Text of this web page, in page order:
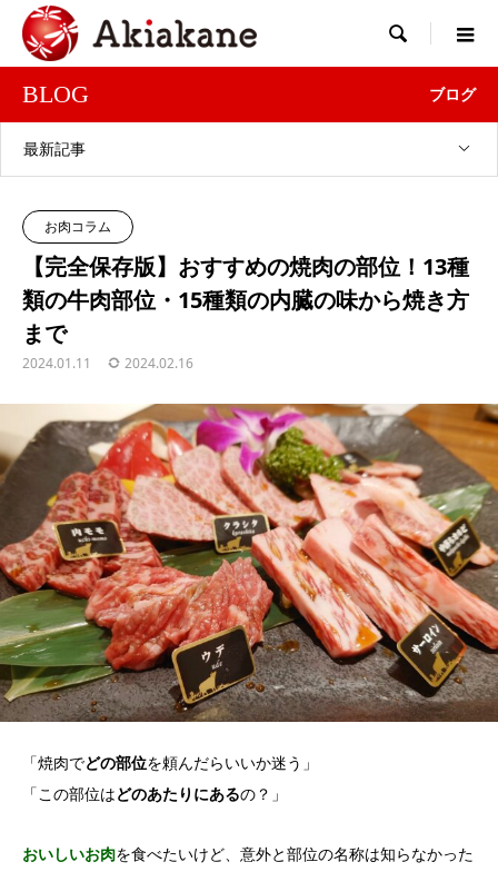

BLOG ブログ
最新記事
お肉コラム
【完全保存版】おすすめの焼肉の部位！13種
類の牛肉部位・15種類の内臓の味から焼き方
まで
2024.01.11 2024.02.16
「焼肉でどの部位を頼んだらいいか迷う」
「この部位はどのあたりにあるの？」
おいしいお肉を食べたいけど、意外と部位の名称は知らなかった